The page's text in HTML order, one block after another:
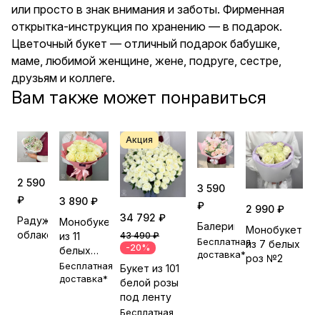
или просто в знак внимания и заботы. Фирменная
открытка-инструкция по хранению — в подарок.
Цветочный букет — отличный подарок бабушке,
маме, любимой женщине, жене, подруге, сестре,
друзьям и коллеге.
Вам также может понравиться
2 590
₽
Радужное
облако
3 890 ₽
Монобукет
из 11
белых
роз
Бесплатная
доставка*
Акция
34 792 ₽
43 490 ₽
-20%
Букет из 101
белой розы
под ленту
Бесплатная
3 590
₽
Балерина
Бесплатная
доставка*
2 990 ₽
Монобукет
из 7 белых
роз №2